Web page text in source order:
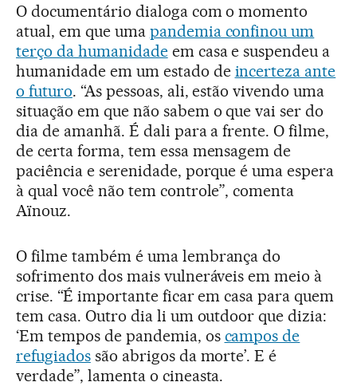
O documentário dialoga com o momento
atual, em que uma pandemia confinou um
terço da humanidadeem casa e suspendeu a
humanidade em um estado de incerteza ante
o futuro. “As pessoas, ali, estão vivendo uma
situação em que não sabem o que vai ser do
dia de amanhã. É dali para a frente. O filme,
de certa forma, tem essa mensagem de
paciência e serenidade, porque é uma espera
à qual você não tem controle”, comenta
Aïnouz.
O filme também é uma lembrança do
sofrimento dos mais vulneráveis em meio à
crise. “É importante ficar em casa para quem
tem casa. Outro dia li um outdoor que dizia:
‘Em tempos de pandemia, os campos de
refugiadossão abrigos da morte’. E é
verdade”, lamenta o cineasta.